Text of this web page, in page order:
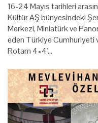
16-24 Mayıs tarihleri
Kültür AŞ bünyesindeki
Merkezi, Miniatürk ve
eden Türkiye Cumhuriyeti
Rotam 4×4'…